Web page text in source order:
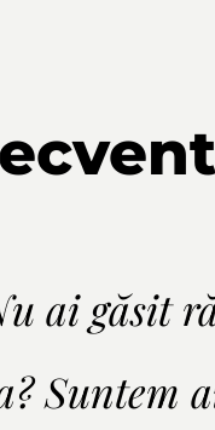
ai găsit
Suntem